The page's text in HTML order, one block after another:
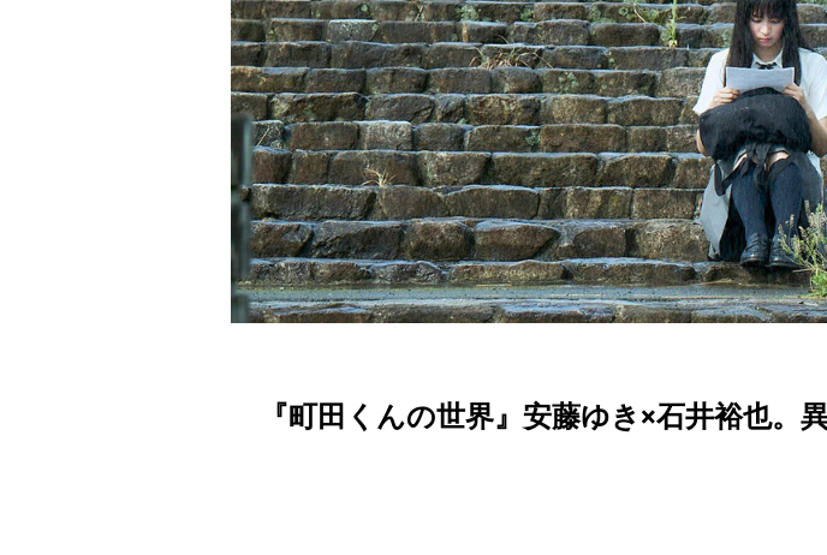
『町田くんの世界』安藤ゆき×石井裕也。